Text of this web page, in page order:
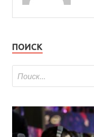
ПОИСК